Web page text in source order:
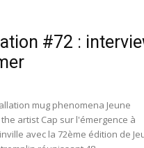
#72 :
mug phenomena Jeune
artist Cap sur l'émergence à
avec la 72ème édition de